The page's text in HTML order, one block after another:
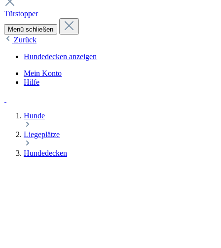
Türstopper
Menü schließen
Zurück
Hundedecken anzeigen
Mein Konto
Hilfe
Hunde
Liegeplätze
Hundedecken